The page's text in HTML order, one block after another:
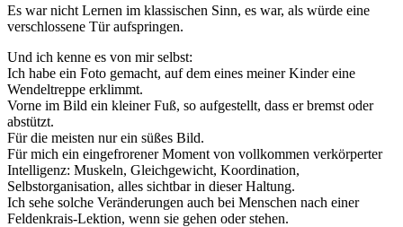
Es war nicht Lernen im klassischen Sinn, es war, als würde eine
verschlossene Tür aufspringen.
Und ich kenne es von mir selbst:
Ich habe ein Foto gemacht, auf dem eines meiner Kinder eine
Wendeltreppe erklimmt.
Vorne im Bild ein kleiner Fuß, so aufgestellt, dass er bremst oder
abstützt.
Für die meisten nur ein süßes Bild.
Für mich ein eingefrorener Moment von vollkommen verkörperter
Intelligenz: Muskeln, Gleichgewicht, Koordination,
Selbstorganisation, alles sichtbar in dieser Haltung.
Ich sehe solche Veränderungen auch bei Menschen nach einer
Feldenkrais-Lektion, wenn sie gehen oder stehen.